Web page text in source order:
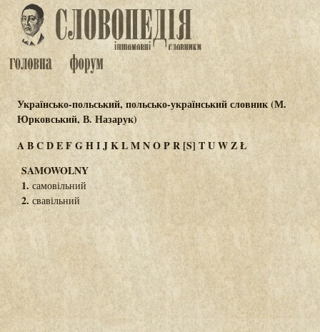
Українсько-польський, польсько-український словник (М.
Юрковський, В. Назарук)
ABCDEFGHIJKLMNOPR[S] TUWZŁ
SAMOWOLNY
1. самовільний
2. свавільний